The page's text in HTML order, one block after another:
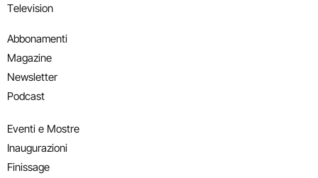
Television
Abbonamenti
Magazine
Newsletter
Podcast
Eventi e Mostre
Inaugurazioni
Finissage